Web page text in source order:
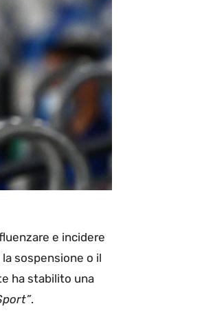
e incidere
sospensione o il
ha stabilito una
.